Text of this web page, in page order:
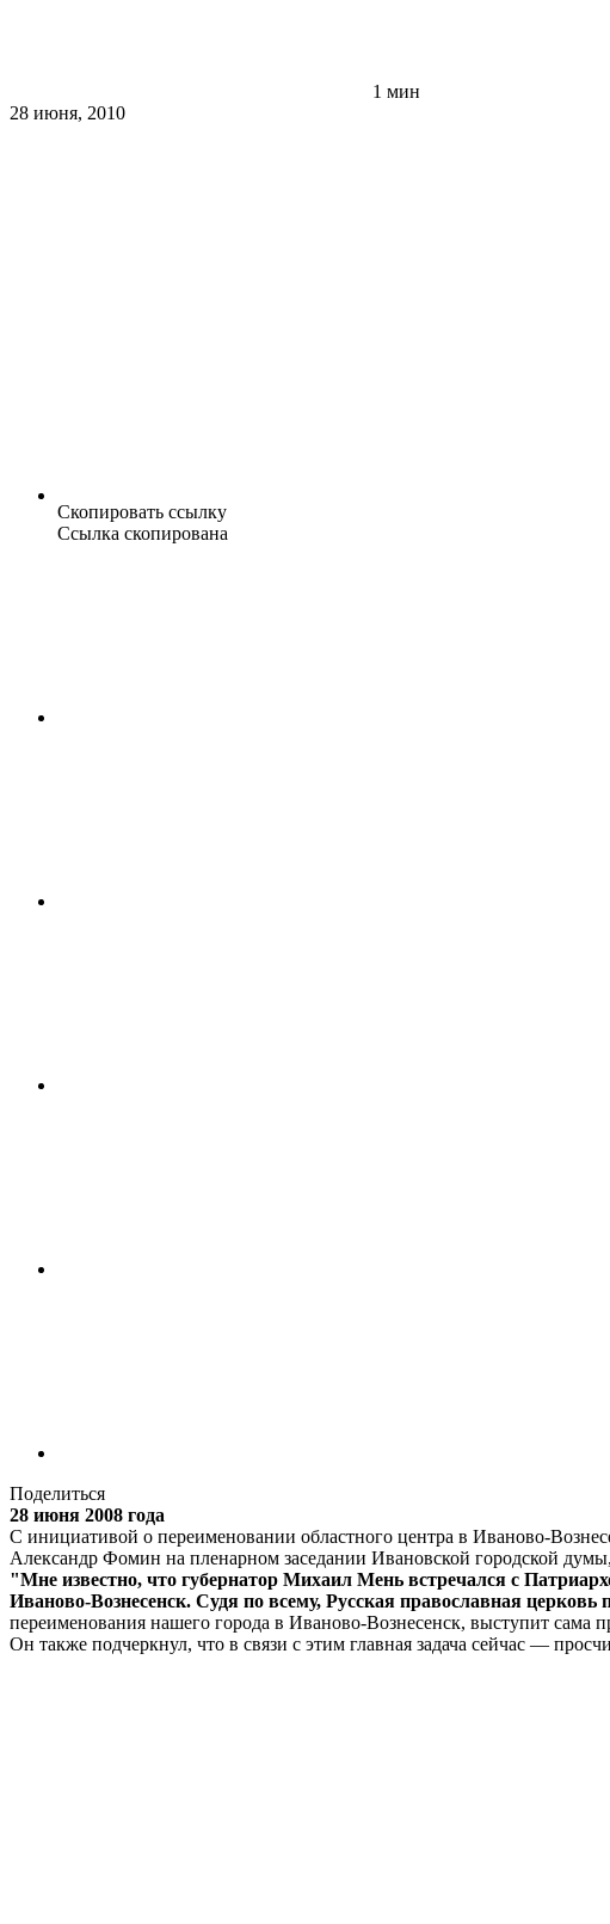
1 мин
28 июня, 2010
Скопировать ссылку
Ссылка скопирована
Поделиться
28 июня 2008 года
С инициативой о переименовании областного центра в Иваново-
Александр Фомин на пленарном заседании Ивановской городской
"Мне известно, что губернатор Михаил Мень встречался с
Иваново-Вознесенск. Судя по всему, Русская православная
переименования нашего города в Иваново-Вознесенск, выступит
Он также подчеркнул, что в связи с этим главная задача сейчас —